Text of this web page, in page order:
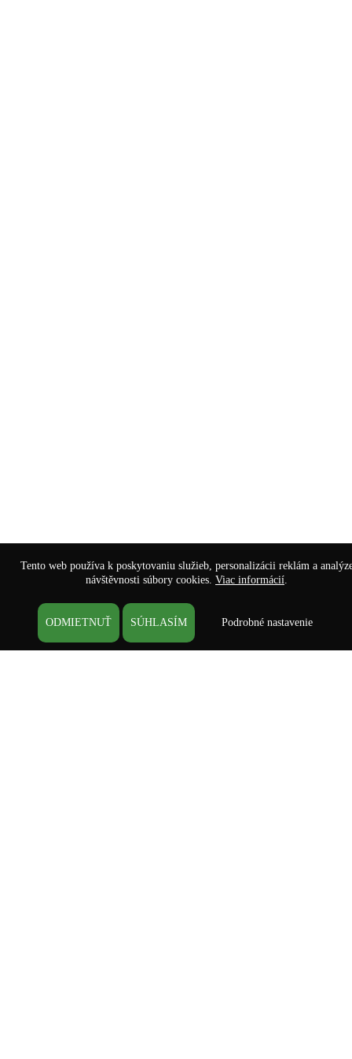
Tento web používa k poskytovaniu služieb, personalizácii reklám a
návštěvnosti súbory cookies. Viac informácií.
ODMIETNUŤ SÚHLASÍM Podrobné nastavenie